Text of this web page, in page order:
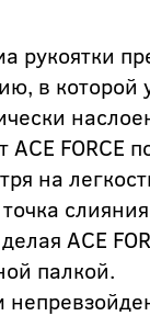
рукоятки
в которой
ACE FORCE
на
ACE
палкой.